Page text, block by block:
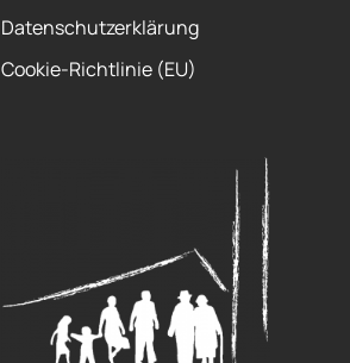
Datenschutzerklärung
Cookie-Richtlinie (EU)